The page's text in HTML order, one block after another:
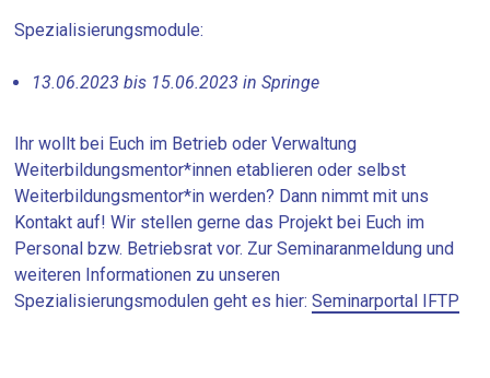
Spezialisierungsmodule:
13.06.2023 bis 15.06.2023 in Springe
Ihr wollt bei Euch im Betrieb oder Verwaltung
Weiterbildungsmentor*innen etablieren oder selbst
Weiterbildungsmentor*in werden? Dann nimmt mit uns
Kontakt auf! Wir stellen gerne das Projekt bei Euch im
Personal bzw. Betriebsrat vor. Zur Seminaranmeldung und
weiteren Informationen zu unseren
Spezialisierungsmodulen geht es hier:Seminarportal IFTP